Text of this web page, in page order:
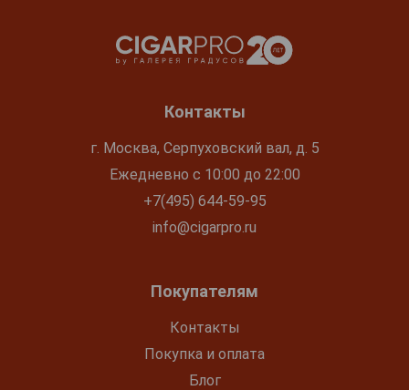
Контакты
г. Москва, Серпуховский вал, д. 5
Ежедневно с 10:00 до 22:00
+7(495) 644-59-95
info@cigarpro.ru
Покупателям
Контакты
Покупка и оплата
Блог